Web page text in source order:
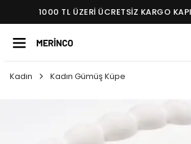
1000 TL ÜZERI ÜCRETSIZ KARGO
Kadın Kadın Gümüş Küpe